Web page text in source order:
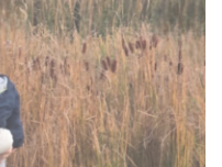
Zalakaros,
Madžarska:
Kaj
pričakovati
in
kaj
obiskati